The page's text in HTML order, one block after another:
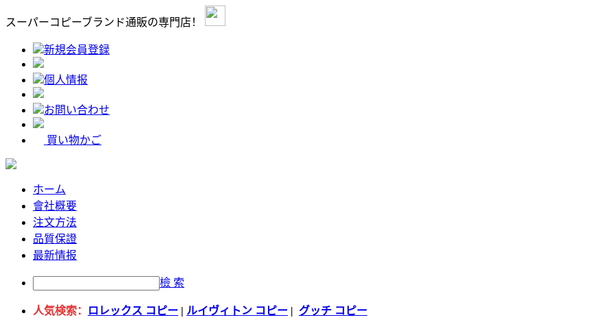
スーパーコピーブランド通販の専門店！
新規会員登録
個人情报
お問い合わせ
買い物かご
ホーム
會社概要
注文方法
品質保證
最新情报
檢 索
人気検索： ロレックス コピー | ルイヴィトン コピー | グッチ コピー